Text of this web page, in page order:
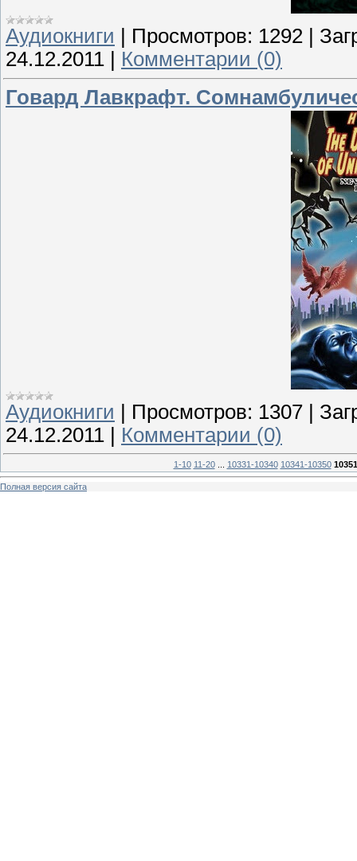
Аудиокниги Просмотров: 1292
24.12.2011
Комментарии (0)
Говард Лавкрафт.
Аудиокниги Просмотров: 1307
24.12.2011
Комментарии (0)
1-10 11-20 10331-10340 10341-10350
Полная версия сайта